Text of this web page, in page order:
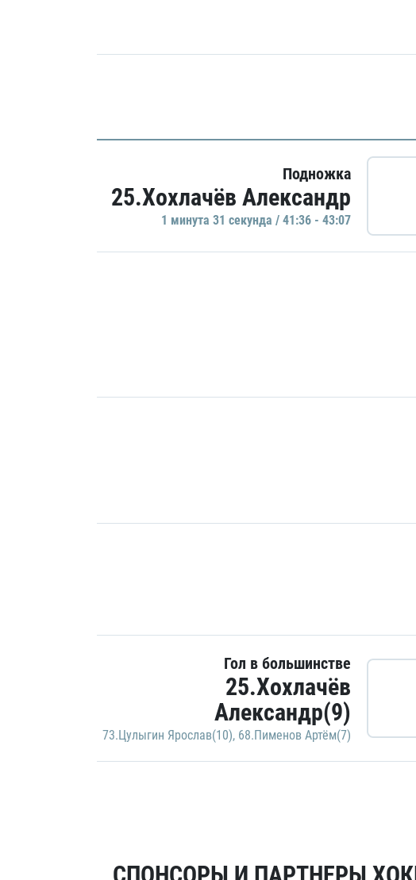
Подножка
25.Хохлачёв Александр
1 минутa 31 секундa / 41:36 - 43:07
Гол в большинстве
25.Хохлачёв
Александр(9)
73.Цулыгин Ярослав(10), 68.Пименов Артём(7)